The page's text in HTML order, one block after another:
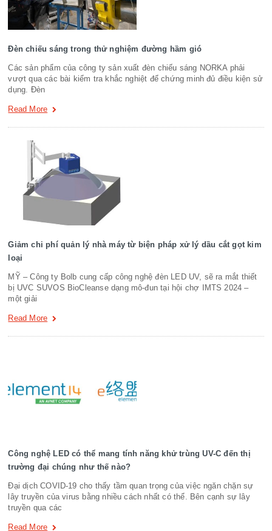
Đèn chiếu sáng trong thử nghiệm đường hầm gió
Các sản phẩm của công ty sản xuất đèn chiếu sáng NORKA phải
vượt qua các bài kiểm tra khắc nghiệt để chứng minh đủ điều kiện sử
dụng. Đèn
Read More
Giảm chi phí quản lý nhà máy từ biện pháp xử lý dầu cắt gọt kim
loại
MỸ – Công ty Bolb cung cấp công nghệ đèn LED UV, sẽ ra mắt thiết
bị UVC SUVOS BioCleanse dạng mô-đun tại hội chợ IMTS 2024 –
một giải
Read More
Công nghệ LED có thể mang tính năng khử trùng UV-C đến thị
trường đại chúng như thế nào?
Đại dịch COVID-19 cho thấy tầm quan trọng của việc ngăn chặn sự
lây truyền của virus bằng nhiều cách nhất có thể. Bên cạnh sự lây
truyền qua các
Read More